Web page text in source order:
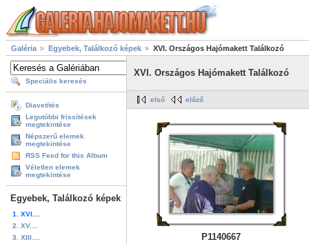
Galéria Egyebek, Találkozó képek XVI. Országos Hajómakett Találkozó
Speciális keresés
Diavetítés
Legutóbbi frissítések
megtekintése
Népszerű elemek
megtekintése
RSS Feed for this Album
Véletlen elemek
megtekintése
Egyebek, Találkozó képek
1. XVI....
2. XV....
3. XIII....
XVI. Országos Hajómakett Találkozó
első előző
P1140667